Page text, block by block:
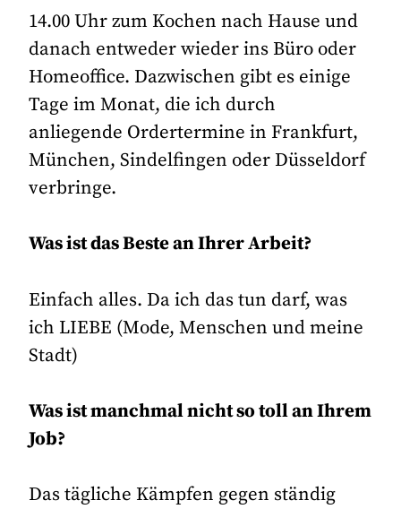
14.00 Uhr zum Kochen nach Hause und
danach entweder wieder ins Büro oder
Homeoffice. Dazwischen gibt es einige
Tage im Monat, die ich durch
anliegende Ordertermine in Frankfurt,
München, Sindelfingen oder Düsseldorf
verbringe.
Was ist das Beste an Ihrer Arbeit?
Einfach alles. Da ich das tun darf, was
ich LIEBE (Mode, Menschen und meine
Stadt)
Was ist manchmal nicht so toll an Ihrem
Job?
Das tägliche Kämpfen gegen ständig